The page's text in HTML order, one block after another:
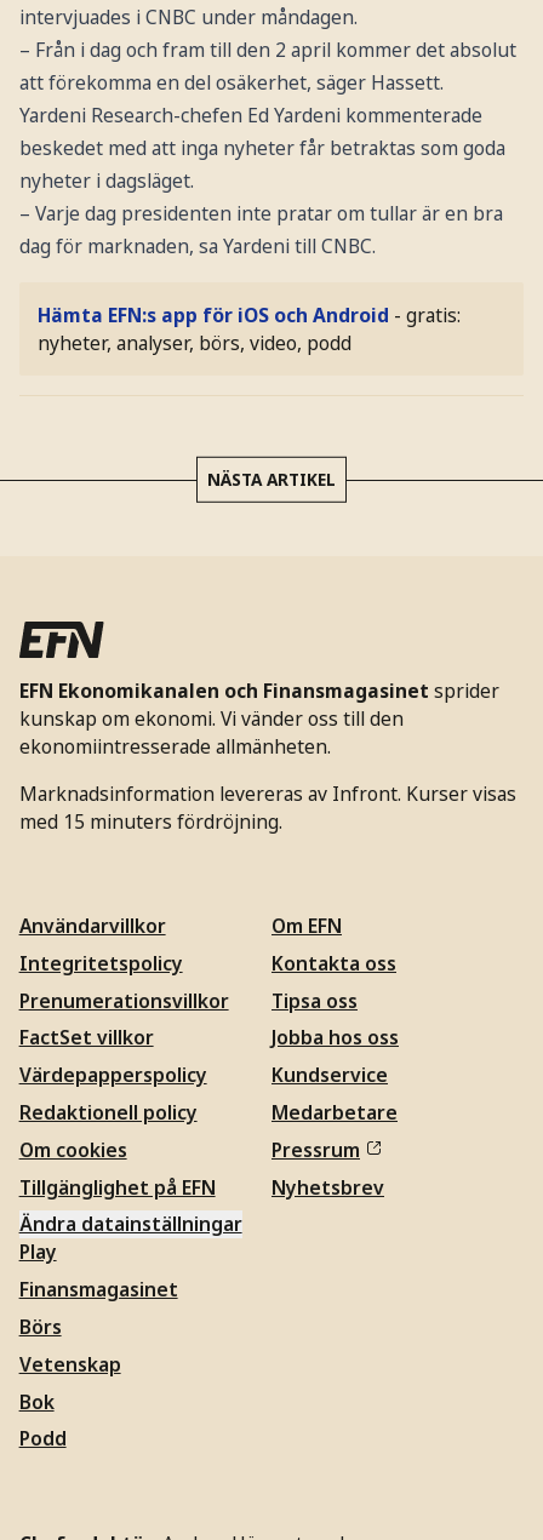
intervjuades i CNBC under måndagen.
– Från i dag och fram till den 2 april kommer det absolut
att förekomma en del osäkerhet, säger Hassett.
Yardeni Research-chefen Ed Yardeni kommenterade
beskedet med att inga nyheter får betraktas som goda
nyheter i dagsläget.
– Varje dag presidenten inte pratar om tullar är en bra
dag för marknaden, sa Yardeni till CNBC.
Hämta EFN:s app för iOS och Android - gratis:
nyheter, analyser, börs, video, podd
NÄSTA ARTIKEL
EFN Ekonomikanalen och Finansmagasinet sprider
kunskap om ekonomi. Vi vänder oss till den
ekonomiintresserade allmänheten.
Marknadsinformation levereras av Infront. Kurser visas
med 15 minuters fördröjning.
Användarvillkor
Integritetspolicy
Prenumerationsvillkor
FactSet villkor
Värdepapperspolicy
Redaktionell policy
Om cookies
Tillgänglighet på EFN
Ändra datainställningar
Om EFN
Kontakta oss
Tipsa oss
Jobba hos oss
Kundservice
Medarbetare
Pressrum
Nyhetsbrev
Play
Finansmagasinet
Börs
Vetenskap
Bok
Podd